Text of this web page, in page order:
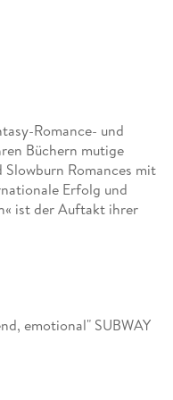
knaur.de
Romance- und
Büchern mutige
Romances mit
Erfolg und
ist der Auftakt ihrer
Nisha liebt es,
zum Leben
emotional" SUBWAY